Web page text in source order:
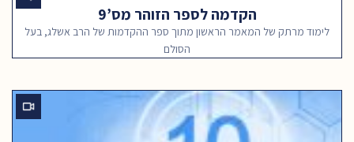
הקדמה לספר הזוהר מס’9
לימוד מרתק של המאמר הראשון מתוך ספר ההקדמות של הרב אשלג, בעל
הסולם